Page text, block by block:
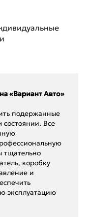
«Вариант Авто»
подержанные
состоянии. Все
тщательно
коробку
и
эксплуатацию